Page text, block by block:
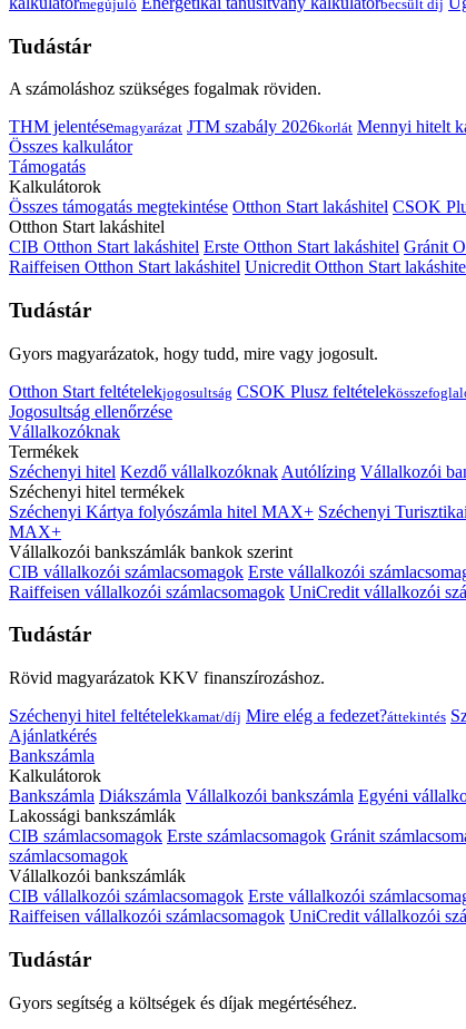
megújuló becsült díj
Tudástár
A számoláshoz szükséges fogalmak röviden.
THM jelentésemagyarázat JTM szabály 2026korlát Mennyi hitelt
Összes kalkulátor
Támogatás
Kalkulátorok
Összes támogatás megtekintése Otthon Start lakáshitel CSOK
Otthon Start lakáshitel
CIB Otthon Start lakáshitel Erste Otthon Start lakáshitel Gránit
Raiffeisen Otthon Start lakáshitel Unicredit Otthon Start
Tudástár
Gyors magyarázatok, hogy tudd, mire vagy jogosult.
Otthon Start feltételekjogosultság CSOK Plusz feltételek
Jogosultság ellenőrzése
Vállalkozóknak
Termékek
Széchenyi hitel Kezdő vállalkozóknak Autólízing Vállalkozói
Széchenyi hitel termékek
Széchenyi Kártya folyószámla hitel MAX+ Széchenyi
MAX+
Vállalkozói bankszámlák bankok szerint
CIB vállalkozói számlacsomagok Erste vállalkozói
Raiffeisen vállalkozói számlacsomagok UniCredit vállalkozói
Tudástár
Rövid magyarázatok KKV finanszírozáshoz.
Széchenyi hitel feltételekkamat/díj Mire elég a fedezet?áttekintés
Ajánlatkérés
Bankszámla
Kalkulátorok
Bankszámla Diákszámla Vállalkozói bankszámla Egyéni
Lakossági bankszámlák
CIB számlacsomagok Erste számlacsomagok Gránit
számlacsomagok
Vállalkozói bankszámlák
CIB vállalkozói számlacsomagok Erste vállalkozói
Raiffeisen vállalkozói számlacsomagok UniCredit vállalkozói
Tudástár
Gyors segítség a költségek és díjak megértéséhez.